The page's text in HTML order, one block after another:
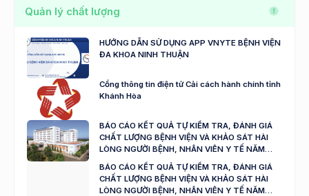
Quản lý chất lượng
HƯỚNG DẪN SỬ DỤNG APP VNYTE BỆNH VIỆN
ĐA KHOA NINH THUẬN
Cổng thông tin điện tử Cải cách hành chính tỉnh
Khánh Hòa
BÁO CÁO KẾT QUẢ TỰ KIỂM TRA, ĐÁNH GIÁ
CHẤT LƯỢNG BỆNH VIỆN VÀ KHẢO SÁT HÀI
LÒNG NGƯỜI BỆNH, NHÂN VIÊN Y TẾ NĂM
2024 - 2025
BÁO CÁO KẾT QUẢ TỰ KIỂM TRA, ĐÁNH GIÁ
CHẤT LƯỢNG BỆNH VIỆN VÀ KHẢO SÁT HÀI
LÒNG NGƯỜI BỆNH, NHÂN VIÊN Y TẾ NĂM